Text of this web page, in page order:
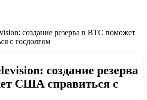
создание резерва в BTC поможет
с госдолгом
создание резерва
США справиться с